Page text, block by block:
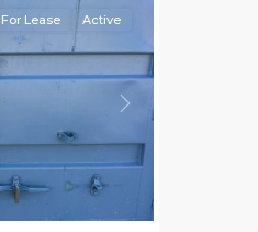
Next
For Lease Active